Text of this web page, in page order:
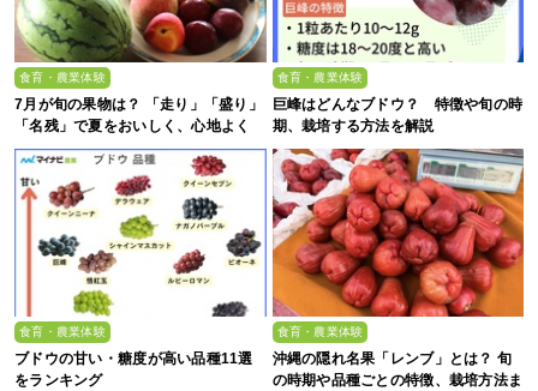
食育・農業体験
7月が旬の果物は？ 「走り」「盛り」
「名残」で夏をおいしく、心地よく
食育・農業体験
巨峰はどんなブドウ？ 特徴や旬の時
期、栽培する方法を解説
食育・農業体験
ブドウの甘い・糖度が高い品種11選
をランキング
食育・農業体験
沖縄の隠れ名果「レンブ」とは？ 旬
の時期や品種ごとの特徴、栽培方法ま